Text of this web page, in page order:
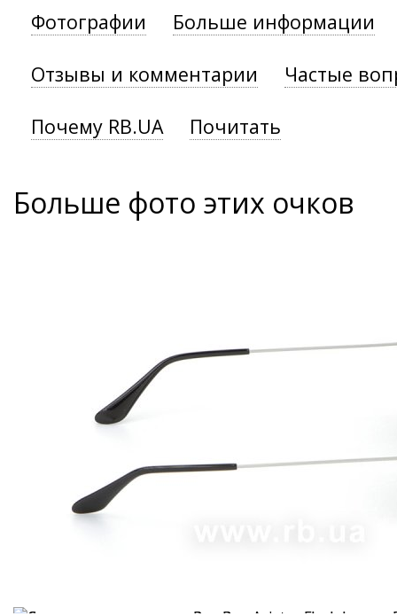
Фотографии Больше информации
Отзывы и комментарии Частые
Почему RB.UA Почитать
Больше фото этих очков